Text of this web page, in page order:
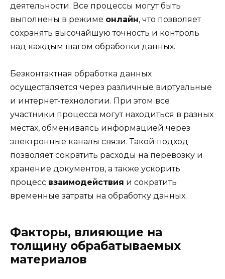
деятельности. Все процессы могут быть
выполнены в режиме онлайн, что позволяет
сохранять высочайшую точность и контроль
над каждым шагом обработки данных.
Безконтактная обработка данных
осуществляется через различные виртуальные
и интернет-технологии. При этом все
участники процесса могут находиться в разных
местах, обмениваясь информацией через
электронные каналы связи. Такой подход
позволяет сократить расходы на перевозку и
хранение документов, а также ускорить
процесс взаимодействия и сократить
временные затраты на обработку данных.
Факторы, влияющие на
толщину обрабатываемых
материалов